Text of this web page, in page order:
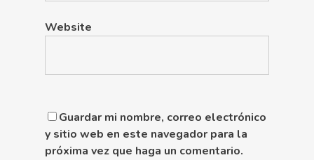
Website
Guardar mi nombre, correo electrónico
y sitio web en este navegador para la
próxima vez que haga un comentario.